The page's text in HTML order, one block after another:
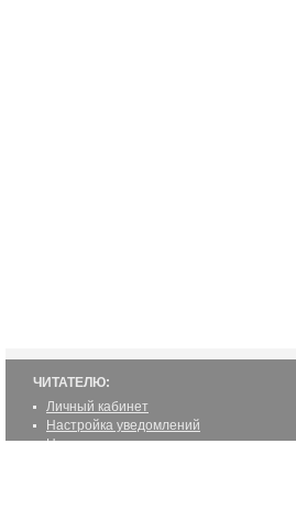
ЧИТАТЕЛЮ:
Личный кабинет
Настройка уведомлений
Написать статью